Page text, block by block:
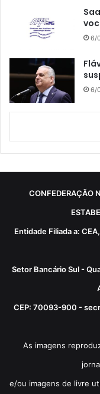
6/
6/
CONFEDERAÇÃO
Entidade Filiada a:
Setor Bancário Sul -
CEP: 70093-900 -
As imagens
e/ou imagens de livre